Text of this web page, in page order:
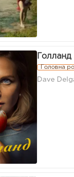
Голланд
Головна
Dave